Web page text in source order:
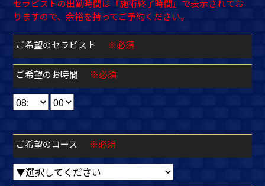
セラピストの出勤時間は『施術終了時間』で表示されてお
りますので、余裕を持ってご予約ください。
ご希望のセラピスト ※必須
ご希望のお時間 ※必須
ご希望のコース ※必須